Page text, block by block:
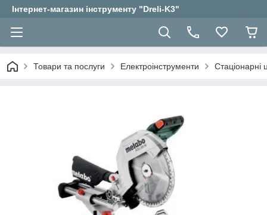
Інтернет-магазин інструменту "Dreli-K3"
Товари та послуги Електроінструменти Стаціонарні